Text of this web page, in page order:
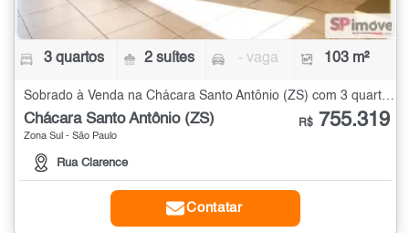
3 quartos 2 suítes - vaga 103 m²
Chácara Santo Antônio (ZS)
Zona Sul - São Paulo
Rua Clarence
R$ 755.319
Contatar